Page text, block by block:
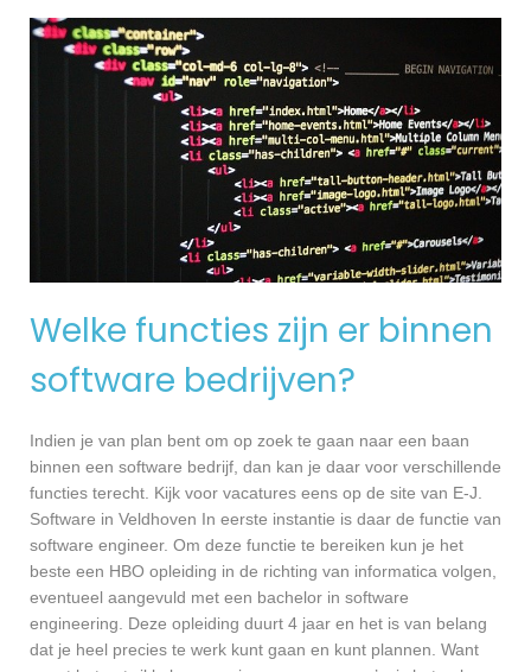
Welke functies zijn er binnen
software bedrijven?
Indien je van plan bent om op zoek te gaan naar een baan
binnen een software bedrijf, dan kan je daar voor verschillende
functies terecht. Kijk voor vacatures eens op de site van E-J.
Software in Veldhoven In eerste instantie is daar de functie van
software engineer. Om deze functie te bereiken kun je het
beste een HBO opleiding in de richting van informatica volgen,
eventueel aangevuld met een bachelor in software
engineering. Deze opleiding duurt 4 jaar en het is van belang
dat je heel precies te werk kunt gaan en kunt plannen. Want